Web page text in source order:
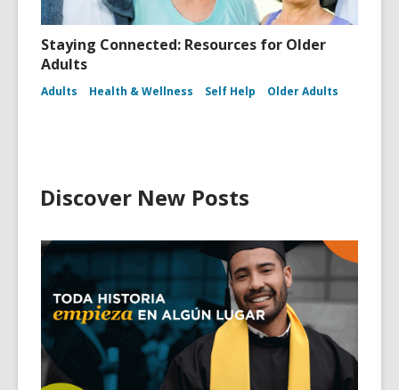
Staying Connected: Resources for Older
Adults
Adults Health & Wellness Self Help Older Adults
Discover New Posts